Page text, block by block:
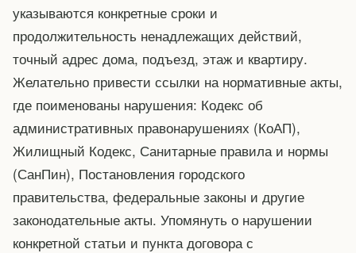
указываются конкретные сроки и
продолжительность ненадлежащих действий,
точный адрес дома, подъезд, этаж и квартиру.
Желательно привести ссылки на нормативные акты,
где поименованы нарушения: Кодекс об
административных правонарушениях (КоАП),
Жилищный Кодекс, Санитарные правила и нормы
(СанПин), Постановления городского
правительства, федеральные законы и другие
законодательные акты. Упомянуть о нарушении
конкретной статьи и пункта договора с